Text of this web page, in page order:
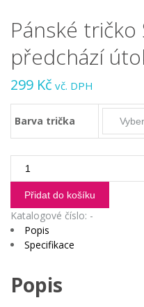
Pánské
předchází
299 Kč vč. DPH
Barva trička
Pánské
tričko
Štír
-
Mlčení
předchází
útok
Přidat do košíku
Katalogové číslo: -
Popis
Specifikace
Popis